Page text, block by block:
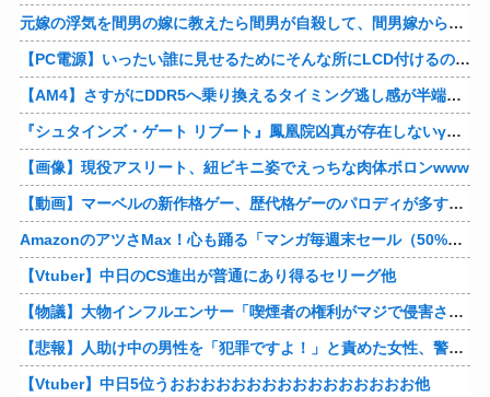
元嫁の浮気を間男の嫁に教えたら間男が自殺して、間男嫁から感謝されつつ元嫁に『いつ死ぬの？』と笑顔で言われた衝撃
【PC電源】いったい誰に見せるためにそんな所にLCD付けるのかな
【AM4】さすがにDDR5へ乗り換えるタイミング逃し感が半端ない
『シュタインズ・ゲート リブート』鳳凰院凶真が存在しないγ（ガンマ）世界線が追加される
【画像】現役アスリート、紐ビキニ姿でえっちな肉体ボロンwww
【動画】マーベルの新作格ゲー、歴代格ゲーのパロディが多すぎて話題にwwwwwww
AmazonのアツさMax！心も踊る「マンガ毎週末セール（50%還元）」2日目襲来！他
【Vtuber】中日のCS進出が普通にあり得るセリーグ他
【物議】大物インフルエンサー「喫煙者の権利がマジで侵害されてる。いくら税金払ってるんだ」他
【悲報】人助け中の男性を「犯罪ですよ！」と責めた女性、警察が来た瞬間逃げる他
【Vtuber】中日5位うおおおおおおおおおおおおおおおお他